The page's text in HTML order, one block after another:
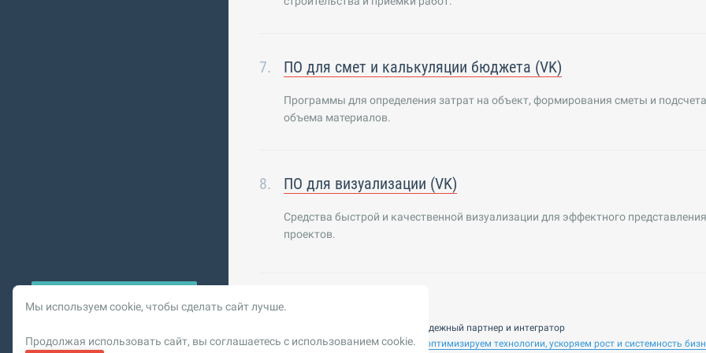
ПО для смет и калькуляции бюджета (VK)
Программы для определения затрат на объект, формирования сметы и подсчета
объема материалов.
ПО для визуализации (VK)
Средства быстрой и качественной визуализации для эффектного представления
проектов.
© 2026 Vysotskiy consulting — ваш надежный партнер и интегратор
Цифровизация, BIM, ИИ. Внедряем и оптимизируем технологии, ускоряем рост и системность
Мы используем cookie, чтобы сделать сайт лучше.
Продолжая использовать сайт, вы соглашаетесь с использованием cookie.